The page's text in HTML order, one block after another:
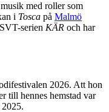
med roller som
i Tosca på Malmö
serien KÄR och har
2026. Att hon
till hennes hemstad var